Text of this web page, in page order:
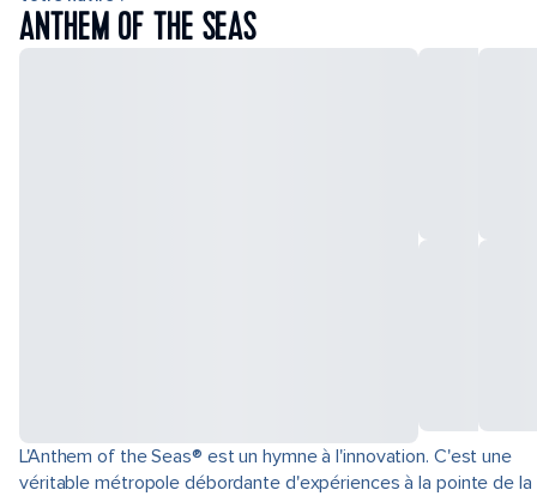
ANTHEM OF THE SEAS
L'Anthem of the Seas® est un hymne à l'innovation. C'est une
véritable métropole débordante d'expériences à la pointe de la